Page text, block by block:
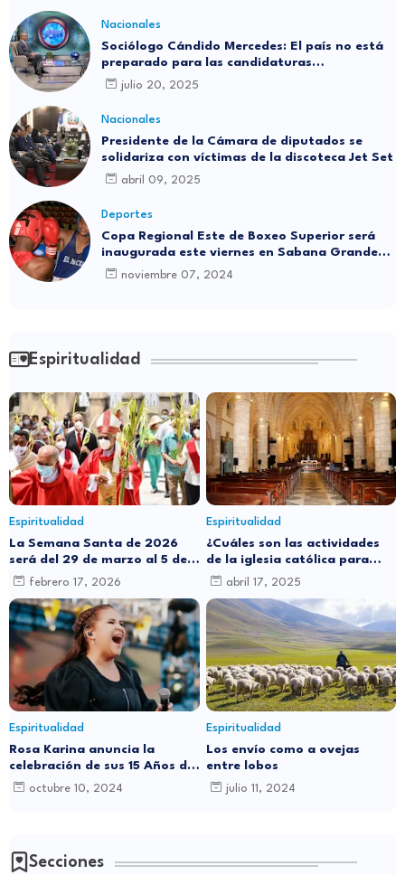
Nacionales
Sociólogo Cándido Mercedes: El país no está
preparado para las candidaturas
independientes
julio 20, 2025
Nacionales
Presidente de la Cámara de diputados se
solidariza con víctimas de la discoteca Jet Set
abril 09, 2025
Deportes
Copa Regional Este de Boxeo Superior será
inaugurada este viernes en Sabana Grande
de Boyá
noviembre 07, 2024
Espiritualidad
Espiritualidad
La Semana Santa de 2026
será del 29 de marzo al 5 de
abril: ¿por qué cambia de
febrero 17, 2026
Espiritualidad
¿Cuáles son las actividades
de la iglesia católica para
este Jueves Santo?
abril 17, 2025
Espiritualidad
Rosa Karina anuncia la
celebración de sus 15 Años de
Carrera Musical con Gran
octubre 10, 2024
Espiritualidad
Los envío como a ovejas
entre lobos
julio 11, 2024
Secciones